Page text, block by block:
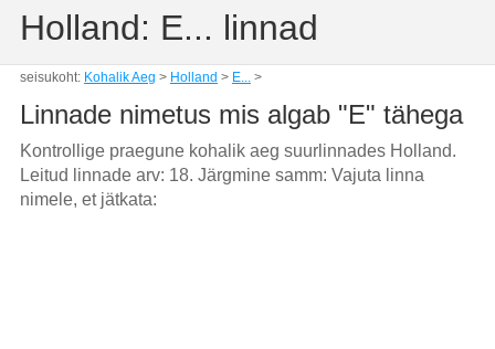
Holland: E... linnad
seisukoht: Kohalik Aeg > Holland > E...>
Linnade nimetus mis algab "E" tähega
Kontrollige praegune kohalik aeg suurlinnades Holland.
Leitud linnade arv: 18. Järgmine samm: Vajuta linna
nimele, et jätkata: